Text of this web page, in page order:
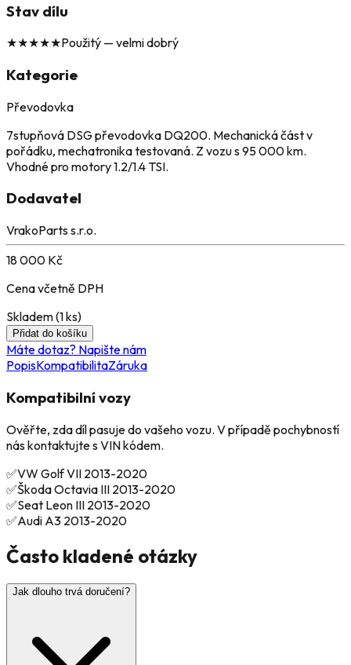
Stav dílu
★★★★★Použitý — velmi dobrý
Kategorie
Převodovka
7stupňová DSG převodovka DQ200. Mechanická část v
pořádku, mechatronika testovaná. Z vozu s 95 000 km.
Vhodné pro motory 1.2/1.4 TSI.
Dodavatel
VrakoParts s.r.o.
18 000 Kč
Cena včetně DPH
Skladem (1ks)
Přidat do košíku
Máte dotaz? Napište nám
PopisKompatibilitaZáruka
Kompatibilní vozy
Ověřte, zda díl pasuje do vašeho vozu. V případě pochybností
nás kontaktujte s VIN kódem.
✅VW Golf VII 2013-2020
✅ŠkodaOctavia III 2013-2020
✅Seat Leon III 2013-2020
✅Audi A3 2013-2020
Často kladené otázky
Jak dlouho trvá doručení?